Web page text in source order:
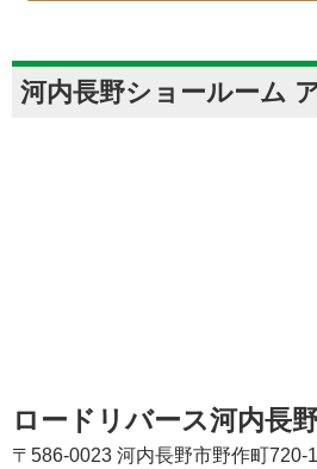
河内長野ショールーム
ロードリバース河内長
〒586-0023 河内長野市野作町720-1